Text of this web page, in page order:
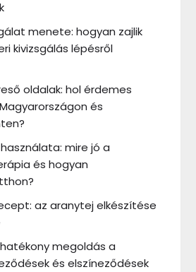
menete: hogyan zajlik
kivizsgálás lépésről
oldalak: hol érdemes
és
mire jó a
és hogyan
az aranytej elkészítése
megoldás a
és elszíneződések